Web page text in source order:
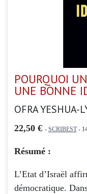
POURQUOI
UNE BONNE
OFRA YESHUA-
22,50 € - SCRIBEST-
Résumé :
L’Etat d’Israël
démocratique.